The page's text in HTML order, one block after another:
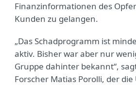
Finanzinformationen des
Kunden zu gelangen.
„Das Schadprogramm ist
aktiv. Bisher war aber nur
Gruppe dahinter bekannt“, sagt
Forscher Matias Porolli, der